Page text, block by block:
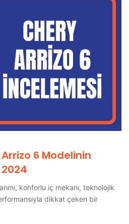
6 Modelinin
konforlu iç mekanı, teknolojik
dikkat çeken bir